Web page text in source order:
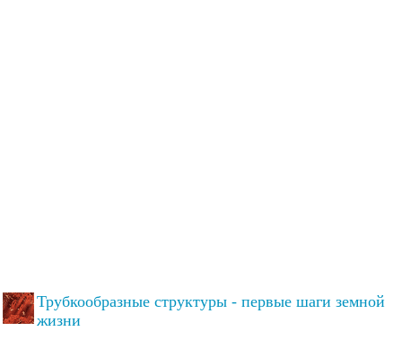
Трубкообразные структуры - первые шаги земной
жизни